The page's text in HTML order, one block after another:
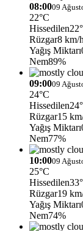
08:0009
22°C
Hissedilen
Rüzgar8 km/h
Yağış Miktarı
Nem89%
09:0009
24°C
Hissedilen
Rüzgar15
Yağış Miktarı
Nem77%
10:0009
25°C
Hissedilen
Rüzgar19
Yağış Miktarı
Nem74%